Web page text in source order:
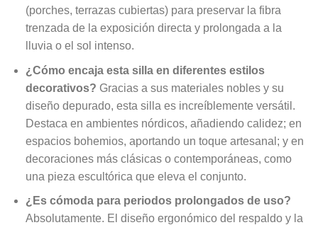
(porches, terrazas cubiertas) para preservar la fibra
trenzada de la exposición directa y prolongada a la
lluvia o el sol intenso.
¿Cómo encaja esta silla en diferentes estilos
decorativos? Gracias a sus materiales nobles y su
diseño depurado, esta silla es increíblemente versátil.
Destaca en ambientes nórdicos, añadiendo calidez; en
espacios bohemios, aportando un toque artesanal; y en
decoraciones más clásicas o contemporáneas, como
una pieza escultórica que eleva el conjunto.
¿Es cómoda para periodos prolongados de uso?
Absolutamente. El diseño ergonómico del respaldo y la